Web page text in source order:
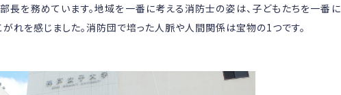
長を務めています。地域を一番に考える消防士の姿は、子どもたちを一番に
れを感じました。消防団で培った人脈や人間関係は宝物の1つです。